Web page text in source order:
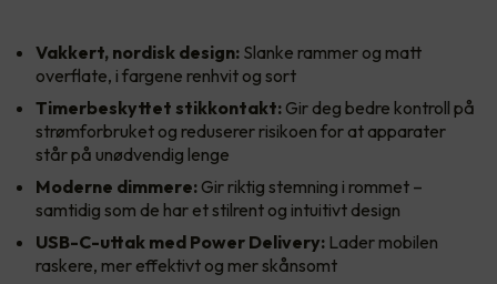
Vakkert, nordisk design: Slanke rammer og matt
overflate, i fargene renhvit og sort
Timerbeskyttet stikkontakt: Gir deg bedre kontroll på
strømforbruket og reduserer risikoen for at apparater
står på unødvendig lenge
Moderne dimmere: Gir riktig stemning i rommet –
samtidig som de har et stilrent og intuitivt design
USB-C-uttak med Power Delivery: Lader mobilen
raskere, mer effektivt og mer skånsomt